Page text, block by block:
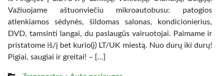
Važiuojame aštuonviečiu mikroautobusu: patogios
atlenkiamos sėdynės, šildomas salonas, kondicionierius,
DVD, tamsinti langai, du paslaugūs vairuotojai. Paimame ir
pristatome iš/į bet kurio(į) LT/UK miestą. Nuo durų iki durų!
Pigiai, saugiai ir greitai! – […]